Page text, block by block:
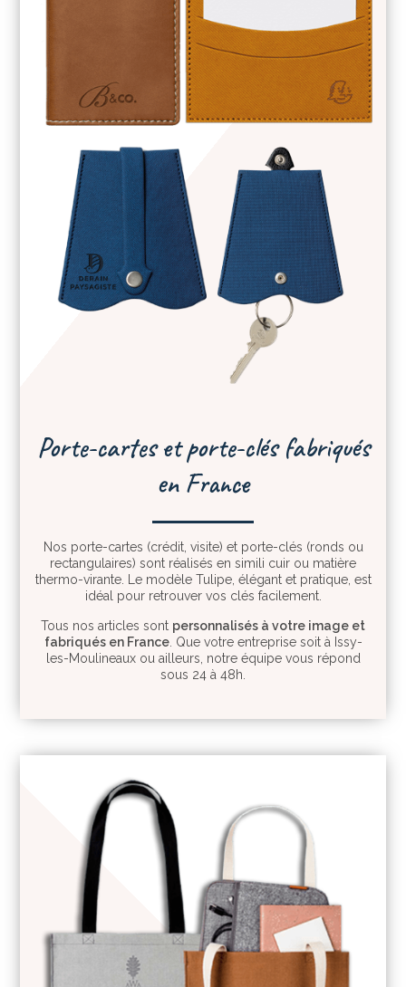
Porte-cartes et porte-clés fabriqués
en France
Nos porte-cartes (crédit, visite) et porte-clés (ronds ou
rectangulaires) sont réalisés en simili cuir ou matière
thermo-virante. Le modèle Tulipe, élégant et pratique, est
idéal pour retrouver vos clés facilement.
Tous nos articles sont personnalisés à votre image et
fabriqués en France. Que votre entreprise soit à Issy-
les-Moulineaux ou ailleurs, notre équipe vous répond
sous 24 à 48h.